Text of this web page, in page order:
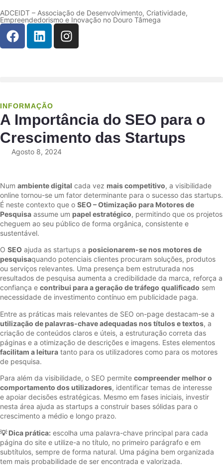
ADCEIDT – Associação de Desenvolvimento, Criatividade,
Empreendedorismo e Inovação no Douro Tâmega
INFORMAÇÃO
A Importância do SEO para o
Crescimento das Startups
Agosto 8, 2024
Num ambiente digital cada vez mais competitivo, a visibilidade
online tornou-se um fator determinante para o sucesso das startups.
É neste contexto que o SEO – Otimização para Motores de
Pesquisa assume um papel estratégico, permitindo que os projetos
cheguem ao seu público de forma orgânica, consistente e
sustentável.
O SEO ajuda as startups a posicionarem-se nos motores de
pesquisaquando potenciais clientes procuram soluções, produtos
ou serviços relevantes. Uma presença bem estruturada nos
resultados de pesquisa aumenta a credibilidade da marca, reforça a
confiança e contribui para a geração de tráfego qualificado sem
necessidade de investimento contínuo em publicidade paga.
Entre as práticas mais relevantes de SEO on-page destacam-se a
utilização de palavras-chave adequadas nos títulos e textos, a
criação de conteúdos claros e úteis, a estruturação correta das
páginas e a otimização de descrições e imagens. Estes elementos
facilitam a leitura tanto para os utilizadores como para os motores
de pesquisa.
Para além da visibilidade, o SEO permite compreender melhor o
comportamento dos utilizadores, identificar temas de interesse
e apoiar decisões estratégicas. Mesmo em fases iniciais, investir
nesta área ajuda as startups a construir bases sólidas para o
crescimento a médio e longo prazo.
💡 Dica prática: escolha uma palavra-chave principal para cada
página do site e utilize-a no título, no primeiro parágrafo e em
subtítulos, sempre de forma natural. Uma página bem organizada
tem mais probabilidade de ser encontrada e valorizada.